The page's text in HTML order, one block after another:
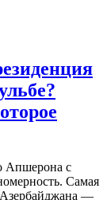
Апшерона с
Самая
Азербайджана —